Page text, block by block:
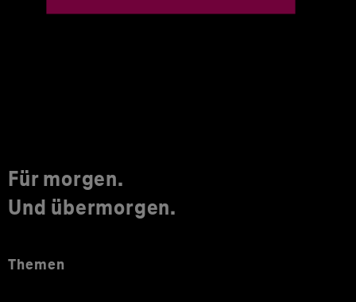
Für morgen.
Und übermorgen.
Themen